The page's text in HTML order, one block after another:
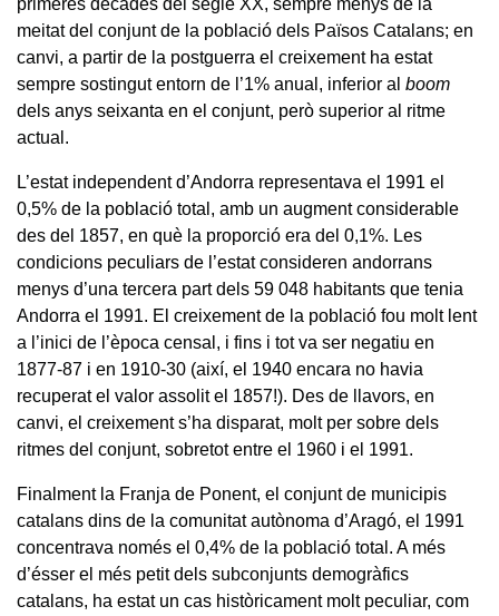
meitat del conjunt de la població dels Països Catalans; en
canvi, a partir de la postguerra el creixement ha estat
sempre sostingut entorn de l’1% anual, inferior al boom
dels anys seixanta en el conjunt, però superior al ritme
actual.
L’estat independent d’Andorra representava el 1991 el
0,5% de la població total, amb un augment considerable
des del 1857, en què la proporció era del 0,1%. Les
condicions peculiars de l’estat consideren andorrans
menys d’una tercera part dels 59 048 habitants que tenia
Andorra el 1991. El creixement de la població fou molt lent
a l’inici de l’època censal, i fins i tot va ser negatiu en
1877-87 i en 1910-30 (així, el 1940 encara no havia
recuperat el valor assolit el 1857!). Des de llavors, en
canvi, el creixement s’ha disparat, molt per sobre dels
ritmes del conjunt, sobretot entre el 1960 i el 1991.
Finalment la Franja de Ponent, el conjunt de municipis
catalans dins de la comunitat autònoma d’Aragó, el 1991
concentrava només el 0,4% de la població total. A més
d’ésser el més petit dels subconjunts demogràfics
catalans, ha estat un cas històricament molt peculiar, com